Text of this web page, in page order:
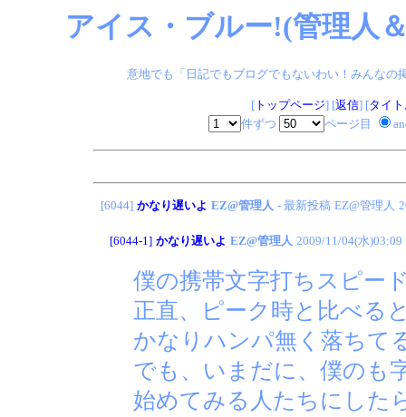
アイス・ブルー!(管理人
意地でも「日記でもブログでもないわい！みんなの
[トップページ] [返信] [タイ
件ずつ
ページ目
[6044] かなり遅いよ EZ@管理人 - 最新投稿 EZ@管理人
[6044-1] かなり遅いよ EZ@管理人 2009/11/04(水)03:09
僕の携帯文字打ちスピー
正直、ピーク時と比べる
かなりハンパ無く落ちて
でも、いまだに、僕のも
始めてみる人たちにした